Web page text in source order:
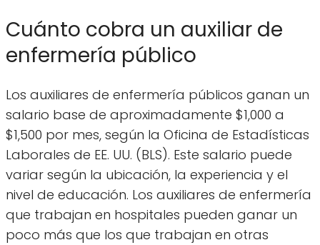
Cuánto cobra un auxiliar de
enfermería público
Los auxiliares de enfermería públicos ganan un
salario base de aproximadamente $1,000 a
$1,500 por mes, según la Oficina de Estadísticas
Laborales de EE. UU. (BLS). Este salario puede
variar según la ubicación, la experiencia y el
nivel de educación. Los auxiliares de enfermería
que trabajan en hospitales pueden ganar un
poco más que los que trabajan en otras